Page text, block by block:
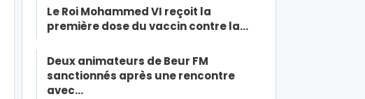
Le Roi Mohammed VI reçoit la
première dose du vaccin contre la…
Deux animateurs de Beur FM
sanctionnés après une rencontre
avec…